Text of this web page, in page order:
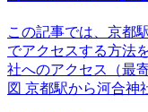
この記事では、京都
でアクセスする方法
社へのアクセス（最
図 京都駅から河合神